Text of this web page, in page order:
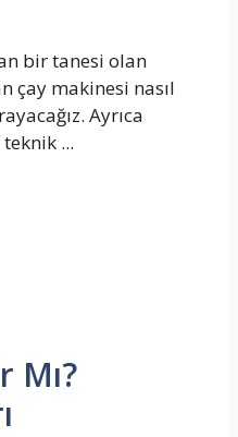
bir tanesi olan
çay makinesi nasıl
Ayrıca
...
Mı?